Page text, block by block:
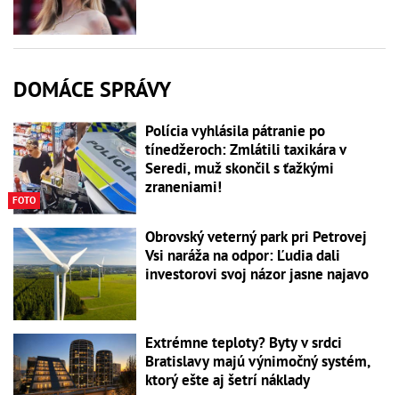
DOMÁCE SPRÁVY
FOTO
Polícia vyhlásila pátranie po
tínedžeroch: Zmlátili taxikára v
Seredi, muž skončil s ťažkými
zraneniami!
Obrovský veterný park pri Petrovej
Vsi naráža na odpor: Ľudia dali
investorovi svoj názor jasne najavo
Extrémne teploty? Byty v srdci
Bratislavy majú výnimočný systém,
ktorý ešte aj šetrí náklady